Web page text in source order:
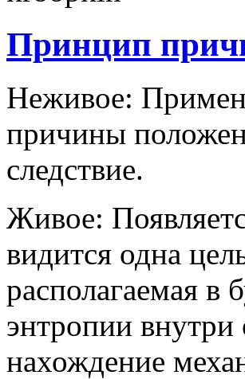
Принцип
Неживое:
причины
следствие.
Живое:
видится одна
располагаемая в
энтропии внутри
нахождение